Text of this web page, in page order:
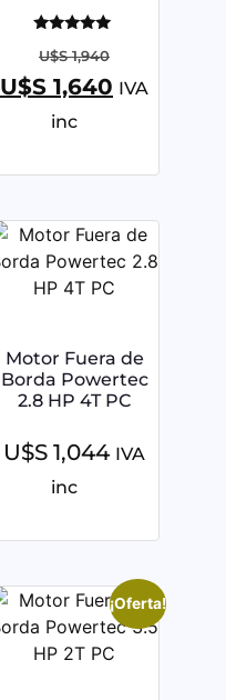
con
de 5
U$S1,940
U$S 1,640 IVA
inc
Motor Fuera de
Borda Powertec
2.8 HP 4T PC
U$S 1,044 IVA
inc
¡Oferta!